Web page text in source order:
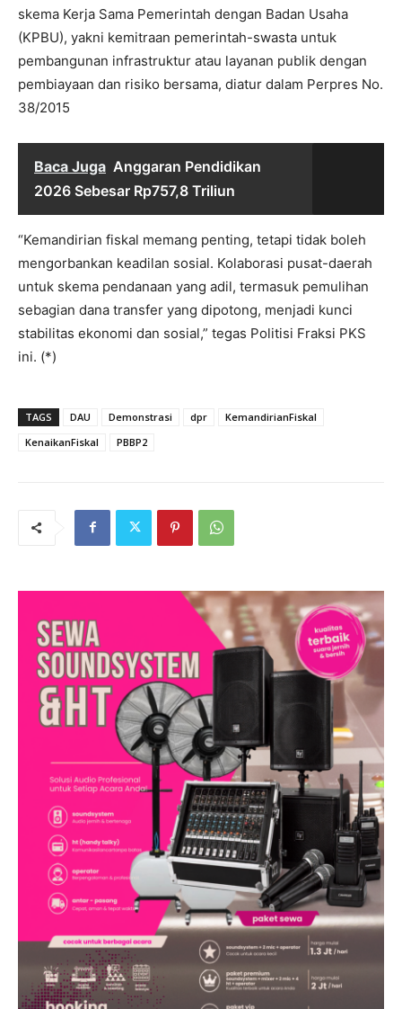
skema Kerja Sama Pemerintah dengan Badan Usaha
(KPBU), yakni kemitraan pemerintah-swasta untuk
pembangunan infrastruktur atau layanan publik dengan
pembiayaan dan risiko bersama, diatur dalam Perpres No.
38/2015
Baca Juga Anggaran Pendidikan
2026 Sebesar Rp757,8 Triliun
“Kemandirian fiskal memang penting, tetapi tidak boleh
mengorbankan keadilan sosial. Kolaborasi pusat-daerah
untuk skema pendanaan yang adil, termasuk pemulihan
sebagian dana transfer yang dipotong, menjadi kunci
stabilitas ekonomi dan sosial,” tegas Politisi Fraksi PKS
ini. (*)
TAGS DAU Demonstrasi dpr
KemandirianFiskal
KenaikanFiskal
PBBP2